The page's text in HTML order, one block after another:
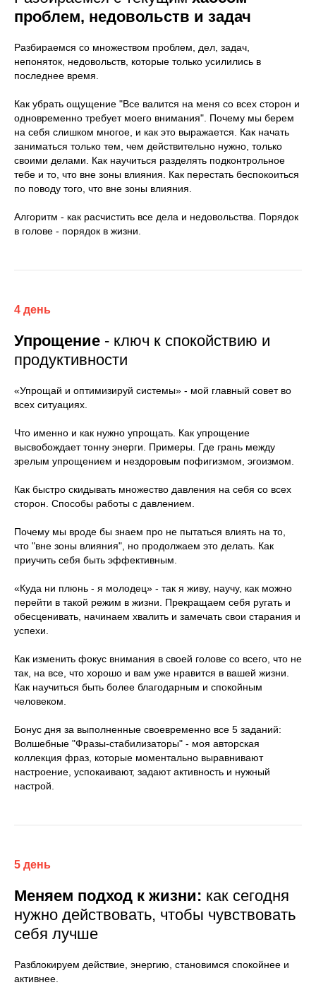
проблем, недовольств и задач
Разбираемся со множеством проблем, дел, задач,
непоняток, недовольств, которые только усилились в
последнее время.
Как убрать ощущение "Все валится на меня со всех сторон и
одновременно требует моего внимания". Почему мы берем
на себя слишком многое, и как это выражается. Как начать
заниматься только тем, чем действительно нужно, только
своими делами. Как научиться разделять подконтрольное
тебе и то, что вне зоны влияния. Как перестать беспокоиться
по поводу того, что вне зоны влияния.
Алгоритм - как расчистить все дела и недовольства. Порядок
в голове - порядок в жизни.
4 день
Упрощение - ключ к спокойствию и
продуктивности
«Упрощай и оптимизируй системы» - мой главный совет во
всех ситуациях.
Что именно и как нужно упрощать. Как упрощение
высвобождает тонну энерги. Примеры. Где грань между
зрелым упрощением и нездоровым пофигизмом, эгоизмом.
Как быстро скидывать множество давления на себя со всех
сторон. Способы работы с давлением.
Почему мы вроде бы знаем про не пытаться влиять на то,
что "вне зоны влияния", но продолжаем это делать. Как
приучить себя быть эффективным.
«Куда ни плюнь - я молодец» - так я живу, научу, как можно
перейти в такой режим в жизни. Прекращаем себя ругать и
обесценивать, начинаем хвалить и замечать свои старания и
успехи.
Как изменить фокус внимания в своей голове со всего, что не
так, на все, что хорошо и вам уже нравится в вашей жизни.
Как научиться быть более благодарным и спокойным
человеком.
Бонус дня за выполненные своевременно все 5 заданий:
Волшебные "Фразы-стабилизаторы" - моя авторская
коллекция фраз, которые моментально выравнивают
настроение, успокаивают, задают активность и нужный
настрой.
5 день
Меняем подход к жизни: как сегодня
нужно действовать, чтобы чувствовать
себя лучше
Разблокируем действие, энергию, становимся спокойнее и
активнее.